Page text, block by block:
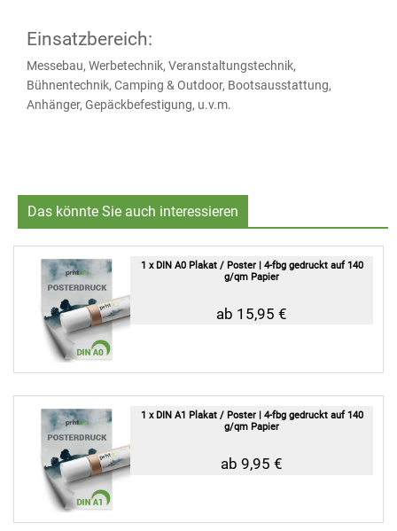
Einsatzbereich:
Messebau, Werbetechnik, Veranstaltungstechnik,
Bühnentechnik, Camping & Outdoor, Bootsausstattung,
Anhänger, Gepäckbefestigung, u.v.m.
Das könnte Sie auch interessieren
1 x DIN A0 Plakat / Poster | 4-fbg gedruckt auf 140
g/qm Papier
ab 15,95 €
1 x DIN A1 Plakat / Poster | 4-fbg gedruckt auf 140
g/qm Papier
ab 9,95 €